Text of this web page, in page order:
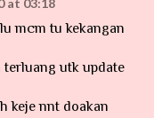
mcm tu kekangan
terluang utk update
keje nnt doakan